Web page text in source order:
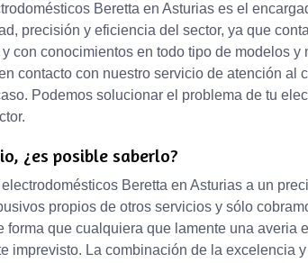
Beretta en Asturias es el
precisión y eficiencia del sector, ya que
con conocimientos en todo tipo de modelos y
contacto con nuestro servicio de atención al
Podemos solucionar el problema de tu
¿es posible saberlo?
Beretta en Asturias a un
propios de otros servicios y sólo
forma que cualquiera que lamente una averia
imprevisto. La combinación de la excelencia